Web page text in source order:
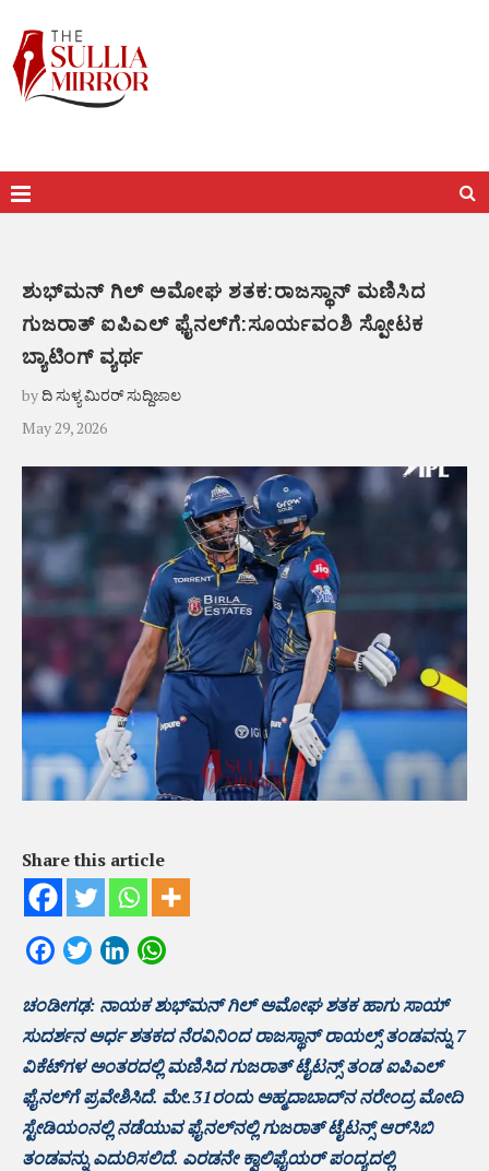
ಶುಭ್‌ಮನ್ ಗಿಲ್ ಅಮೋಘ ಶತಕ:ರಾಜಸ್ಥಾನ್ ಮಣಿಸಿದ
ಗುಜರಾತ್ ಐಪಿಎಲ್ ಫೈನಲ್‌ಗೆ:ಸೂರ್ಯವಂಶಿ ಸ್ಪೋಟಕ
ಬ್ಯಾಟಿಂಗ್ ವ್ಯರ್ಥ
byದಿ ಸುಳ್ಯ ಮಿರರ್ ಸುದ್ದಿಜಾಲ
May 29, 2026
Share this article
FacebookTwitterLinkedIn
ಚಂಡೀಗಢ: ನಾಯಕ ಶುಭ್‌ಮನ್ ಗಿಲ್ ಅಮೋಘ ಶತಕ ಹಾಗು ಸಾಯ್
ಸುದರ್ಶನ ಅರ್ಧ ಶತಕದ ನೆರವಿನಿಂದ ರಾಜಸ್ಥಾನ್ ರಾಯಲ್ಸ್ ತಂಡವನ್ನು 7
ವಿಕೆಟ್‌ಗಳ ಅಂತರದಲ್ಲಿ ಮಣಿಸಿದ ಗುಜರಾತ್ ಟೈಟನ್ಸ್ ತಂಡ ಐಪಿಎಲ್
ಫೈನಲ್‌ಗೆ ಪ್ರವೇಶಿಸಿದೆ. ಮೇ.31ರಂದು ಅಹ್ಮದಾಬಾದ್‌ನ ನರೇಂದ್ರ ಮೋದಿ
ಸ್ಟೇಡಿಯಂನಲ್ಲಿ ನಡೆಯುವ ಫೈನಲ್‌ನಲ್ಲಿ ಗುಜರಾತ್ ಟೈಟನ್ಸ್ ಆರ್‌ಸಿಬಿ
ತಂಡವನ್ನು ಎದುರಿಸಲಿದೆ. ಎರಡನೇ ಕ್ವಾಲಿಫೈಯರ್‌ ಪಂದ್ಯದಲ್ಲಿ